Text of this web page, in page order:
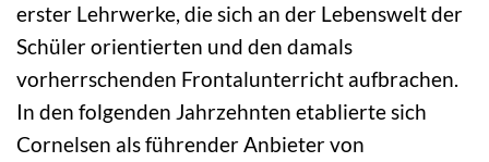
erster Lehrwerke, die sich an der Lebenswelt der
Schüler orientierten und den damals
vorherrschenden Frontalunterricht aufbrachen.
In den folgenden Jahrzehnten etablierte sich
Cornelsen als führender Anbieter von